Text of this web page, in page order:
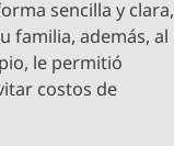
sencilla y clara,
familia, además, al
le permitió
costos de